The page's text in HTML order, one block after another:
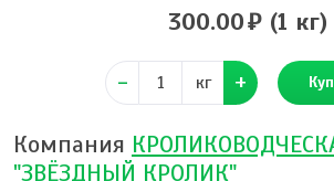
300.00 (1 кг)
кг
Компания
"ЗВЁЗДНЫЙ КРОЛИК"